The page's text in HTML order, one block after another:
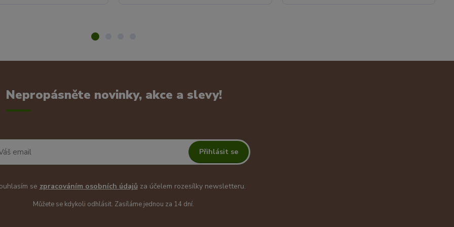
Nepropásněte novinky, akce a slevy!
Přihlásit se
se zpracováním osobních údajů za účelem rozesílky newsletteru.
Můžete se kdykoli odhlásit. Zasíláme jednou za 14 dní.